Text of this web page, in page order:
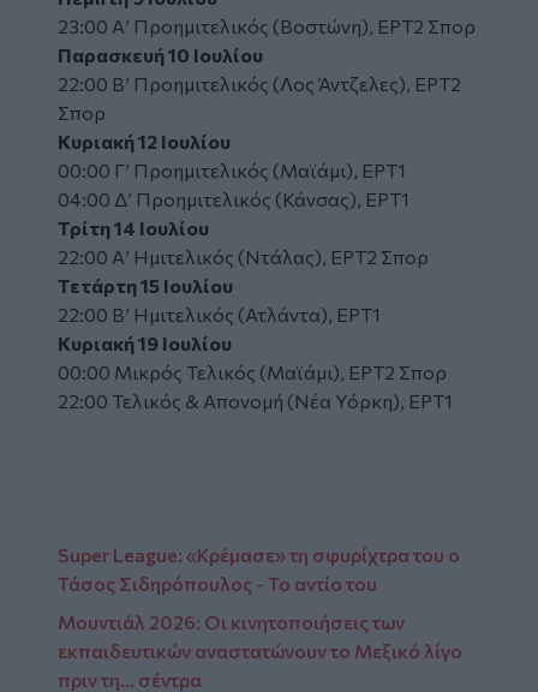
23:00 Α’ Προημιτελικός (Βοστώνη), ΕΡΤ2 Σπορ
Παρασκευή 10 Ιουλίου
22:00 Β’ Προημιτελικός (Λος Άντζελες), ΕΡΤ2
Σπορ
Κυριακή 12 Ιουλίου
00:00 Γ’ Προημιτελικός (Μαϊάμι), ΕΡΤ1
04:00 Δ’ Προημιτελικός (Κάνσας), ΕΡΤ1
Τρίτη 14 Ιουλίου
22:00 Α’ Ημιτελικός (Ντάλας), ΕΡΤ2 Σπορ
Τετάρτη 15 Ιουλίου
22:00 Β’ Ημιτελικός (Ατλάντα), ΕΡΤ1
Κυριακή 19 Ιουλίου
00:00 Μικρός Τελικός (Μαϊάμι), ΕΡΤ2 Σπορ
22:00 Τελικός & Απονομή (Νέα Υόρκη), ΕΡΤ1
Super League: «Κρέμασε» τη σφυρίχτρα του ο
Τάσος Σιδηρόπουλος - Το αντίο του
Μουντιάλ 2026: Οι κινητοποιήσεις των
εκπαιδευτικών αναστατώνουν το Μεξικό λίγο
πριν τη... σέντρα